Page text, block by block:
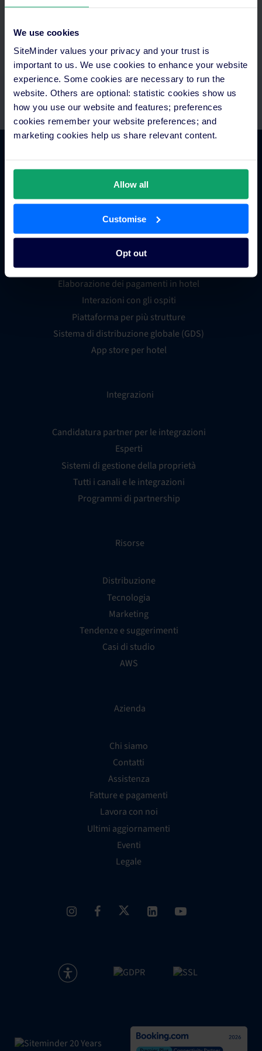
We use cookies
SiteMinder values your privacy and your trust is
important to us. We use cookies to enhance your website
experience. Some cookies are necessary to run the
website. Others are optional: statistic cookies show us
how you use our website and features; preferences
cookies remember your website preferences; and
marketing cookies help us share relevant content.
Allow all
Customise
Opt out
Configura i pagamenti automatici e integra tutto alla tecnologia
Channel manager per hotel
Motore di prenotazione
Strumento per siti web
Business intelligence per hotel
Metaricerca per hotel
Elaborazione dei pagamenti in hotel
Interazioni con gli ospiti
Piattaforma per più strutture
Sistema di distribuzione globale (GDS)
App store per hotel
Integrazioni
Candidatura partner per le integrazioni
Esperti
Sistemi di gestione della proprietà
Tutti i canali e le integrazioni
Programmi di partnership
Risorse
Distribuzione
Tecnologia
Marketing
Tendenze e suggerimenti
Casi di studio
AWS
Azienda
Chi siamo
Contatti
Assistenza
Fatture e pagamenti
Lavora con noi
Ultimi aggiornamenti
Eventi
Legale